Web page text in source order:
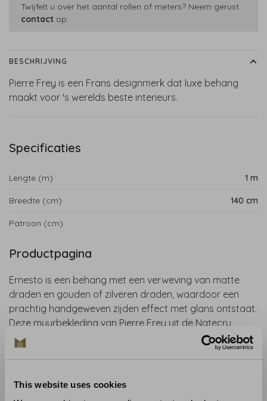
This website uses cookies
Twijfelt u over het aantal rollen of meters? Neem gerust
contact op.
BESCHRIJVING
Pierre Frey is een Frans designmerk dat luxe behang
maakt voor 's werelds beste interieurs.
Specificaties
Lengte (m) 1 m
Breedte (cm) 140 cm
Patroon (cm)
Productpagina
Ernesto is een behang met een verweving van matte
draden en gouden of zilveren draden, waardoor een
prachtig handgeweven zijden effect met glans ontstaat.
Deze muurbekleding van Pierre Frey uit de Natecru
Textures n°1 collectie is gelamineerd op een brede stof
met horizontaal patroon. Een chique behang dat perfect
glamour randje.